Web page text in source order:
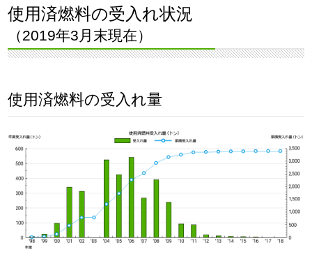
使用済燃料の受入れ状況
（2019年3月末現在）
使用済燃料の受入れ量